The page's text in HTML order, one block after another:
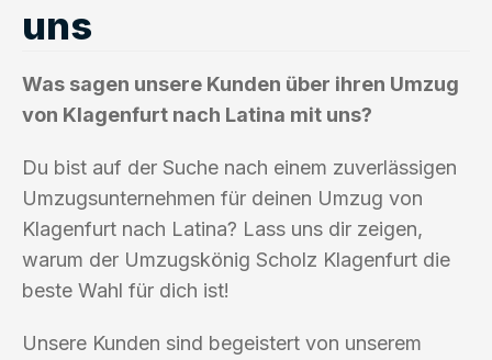
uns
Was sagen unsere Kunden über ihren Umzug
von Klagenfurt nach Latina mit uns?
Du bist auf der Suche nach einem zuverlässigen
Umzugsunternehmen für deinen Umzug von
Klagenfurt nach Latina? Lass uns dir zeigen,
warum der Umzugskönig Scholz Klagenfurt die
beste Wahl für dich ist!
Unsere Kunden sind begeistert von unserem